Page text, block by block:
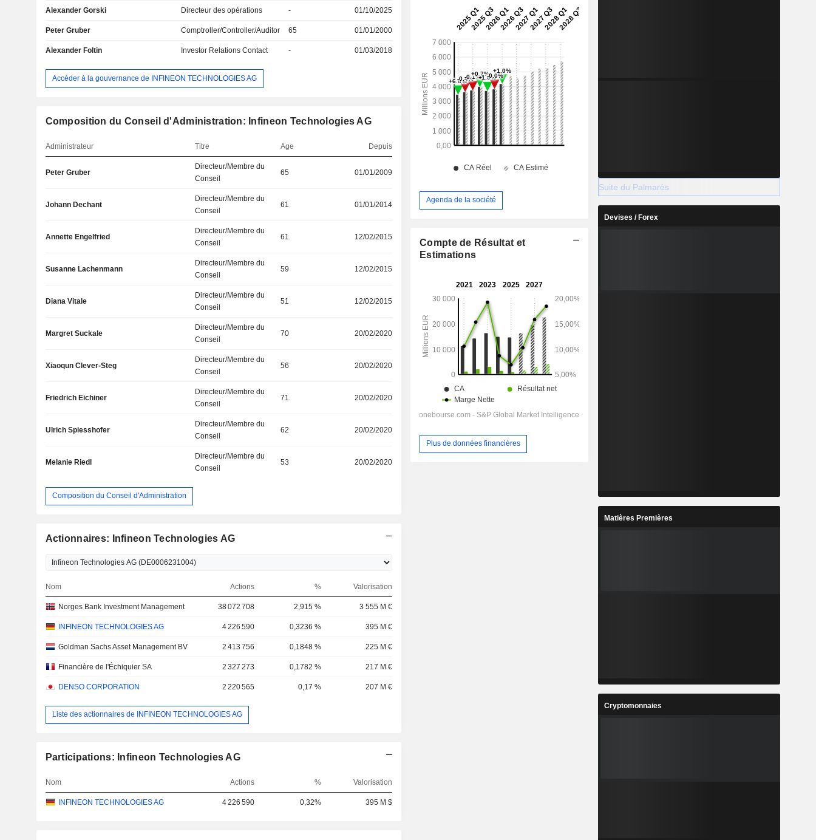
Alexander Gorski Directeur des opérations - 01/10/2025
Peter Gruber Comptroller/Controller/Auditor 65 01/01/2000
Alexander Foltin Investor Relations Contact - 01/03/2018
Accéder à la gouvernance de INFINEON TECHNOLOGIES AG
Composition du Conseil d'Administration: Infineon Technologies AG
Administrateur Titre Age Depuis
Peter Gruber
Directeur/Membre du
Conseil
65 01/01/2009
Johann Dechant
Directeur/Membre du
Conseil
61 01/01/2014
Annette Engelfried
Directeur/Membre du
Conseil
61 12/02/2015
Susanne Lachenmann
Directeur/Membre du
Conseil
59 12/02/2015
Diana Vitale
Directeur/Membre du
Conseil
51 12/02/2015
Margret Suckale
Directeur/Membre du
Conseil
70 20/02/2020
Xiaoqun Clever-Steg
Directeur/Membre du
Conseil
56 20/02/2020
Friedrich Eichiner
Directeur/Membre du
Conseil
71 20/02/2020
Ulrich Spiesshofer
Directeur/Membre du
Conseil
62 20/02/2020
Melanie Riedl
Directeur/Membre du
Conseil
53 20/02/2020
Composition du Conseil d'Administration
Actionnaires: Infineon Technologies AG
Nom Actions % Valorisation
Norges Bank Investment Management 38 072 708 2,915 % 3 555 M €
INFINEON TECHNOLOGIES AG 4 226 590 0,3236 % 395 M €
Goldman Sachs Asset Management BV 2 413 756 0,1848 % 225 M €
Financière de l'Échiquier SA 2 327 273 0,1782 % 217 M €
DENSO CORPORATION 2 220 565 0,17 % 207 M €
Liste des actionnaires de INFINEON TECHNOLOGIES AG
Participations: Infineon Technologies AG
Nom Actions % Valorisation
INFINEON TECHNOLOGIES AG 4 226 590 0,32% 395 M $
Agenda de la société
Compte de Résultat et
Estimations
Plus de données financières
Suite du Palmarès
Devises / Forex
Matières Premières
Cryptomonnaies